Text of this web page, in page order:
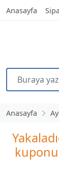
Anasayfa
Anasayfa